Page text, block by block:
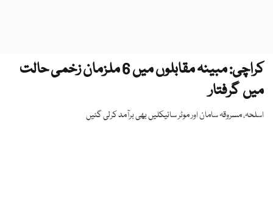
کراچی: مبینہ مقابلوں میں 6 ملزمان زخمی حالت
میں گرفتار
اسلحہ، مسروقہ سامان اور موٹر سائیکلیں بھی برآمد کرلی گئیں